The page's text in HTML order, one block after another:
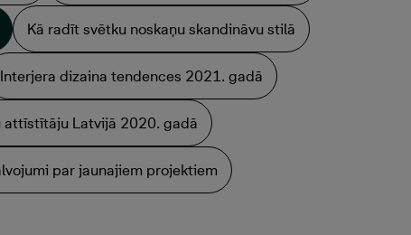
Kā radīt svētku noskaņu skandināvu stilā
Interjera dizaina tendences 2021. gadā
attīstītāju Latvijā 2020. gadā
par jaunajiem projektiem